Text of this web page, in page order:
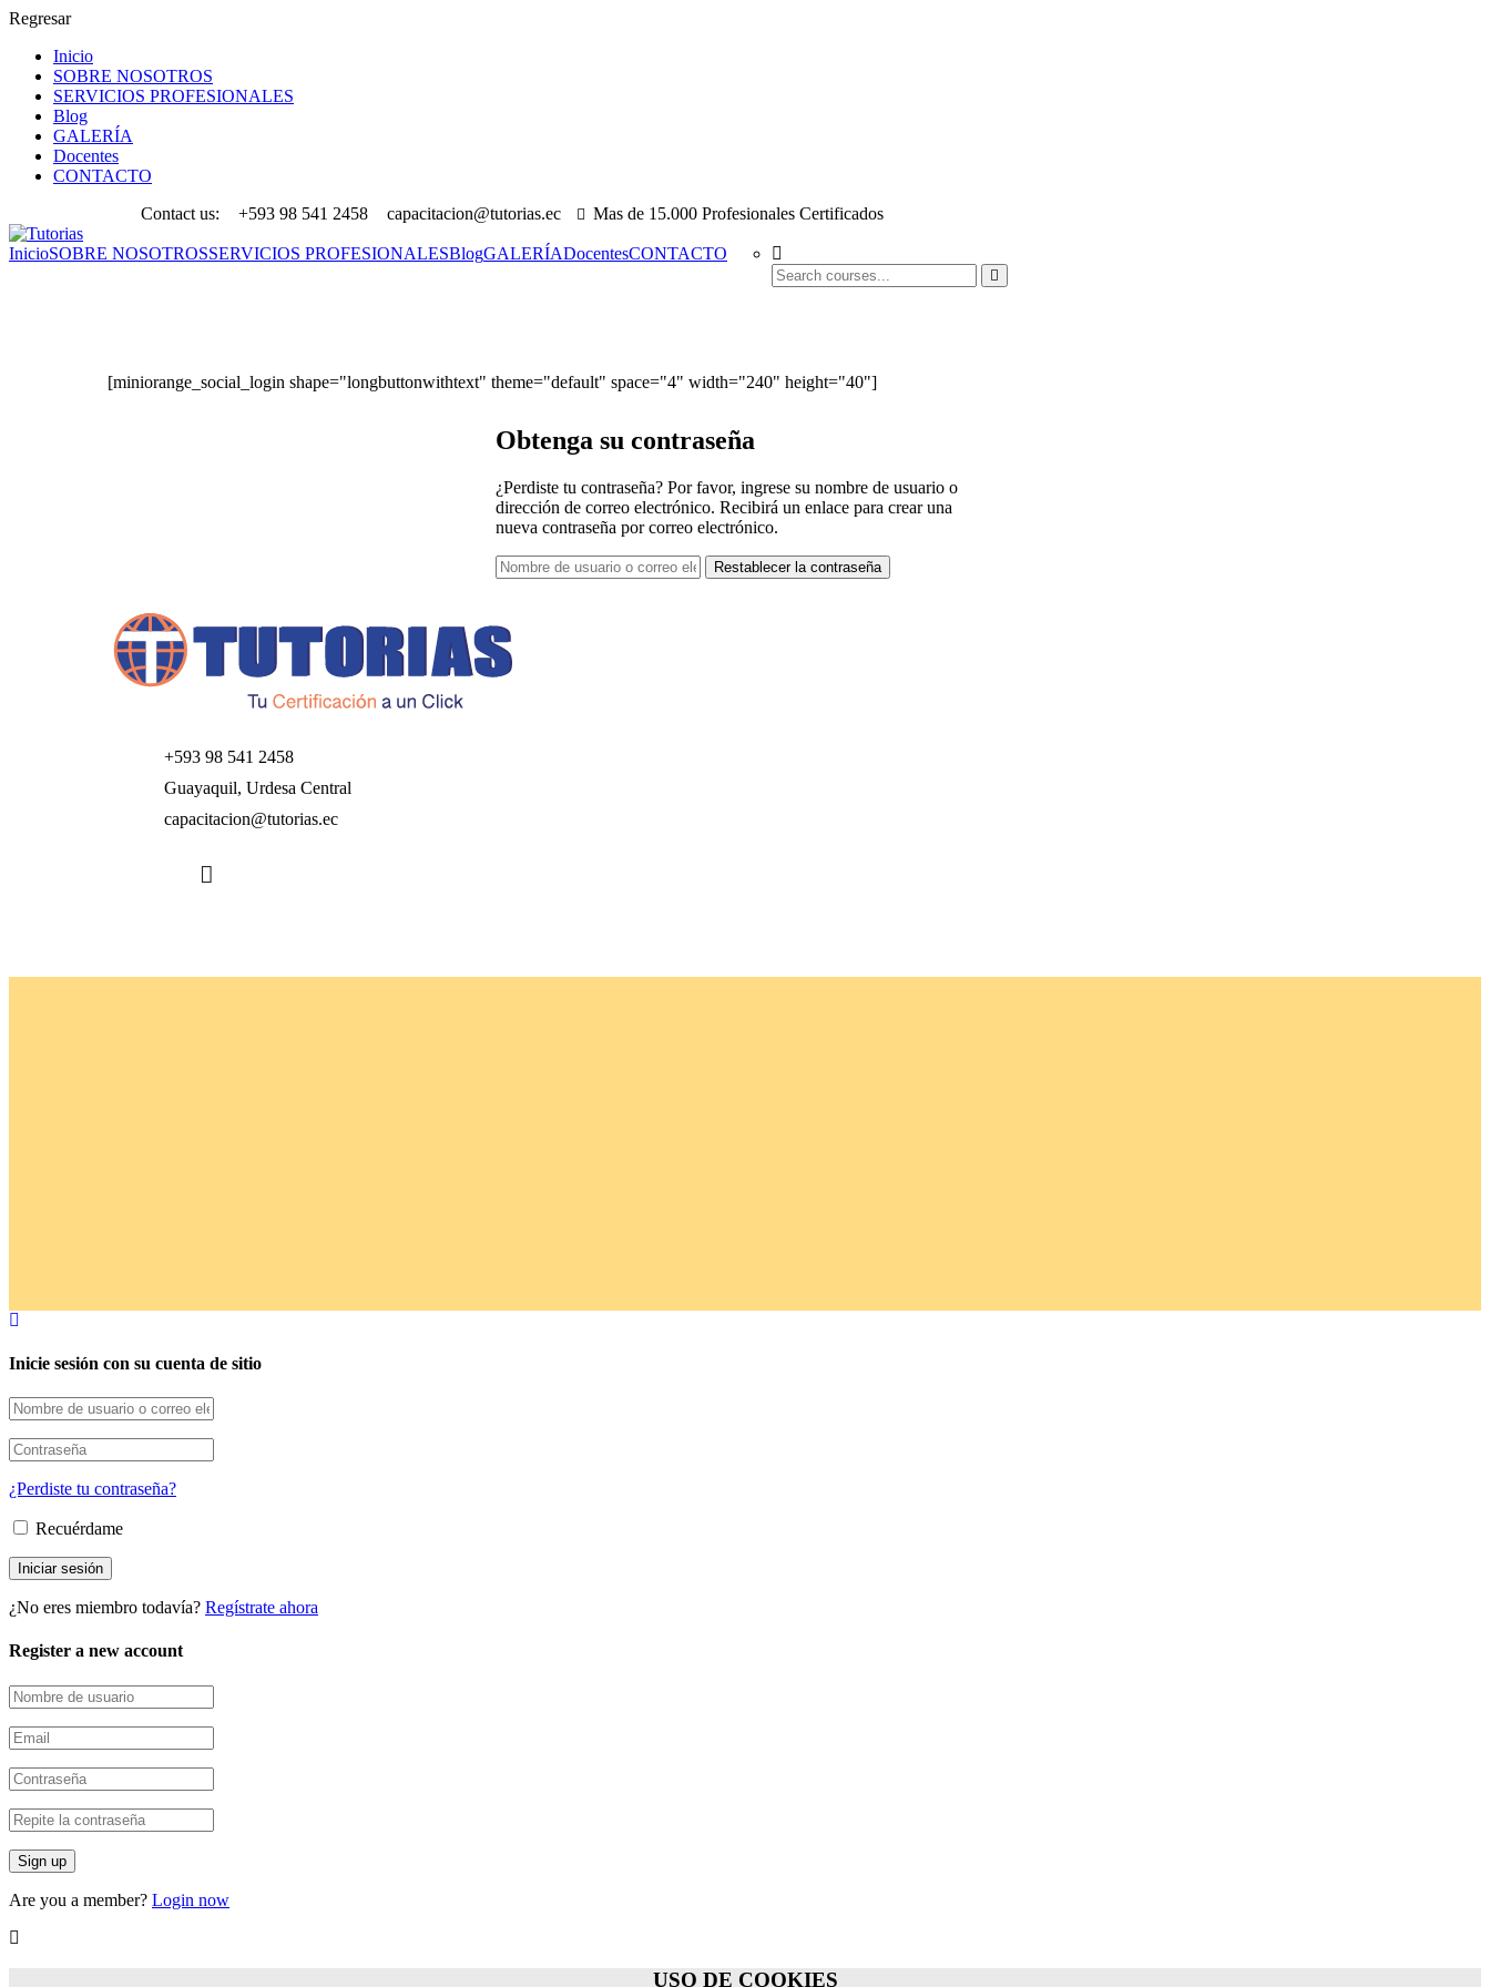
Regresar
Inicio
SOBRE NOSOTROS
SERVICIOS PROFESIONALES
Blog
GALERÍA
Docentes
CONTACTO
Contact us:
+593 98 541 2458 capacitacion@tutorias.ec Mas de 15.000 Profesionales Certificados
InicioSOBRE NOSOTROSSERVICIOS PROFESIONALESBlogGALERÍADocentesCONTACTO
[miniorange_social_login shape="longbuttonwithtext" theme="default" space="4" width="240" height="40"]
Obtenga su contraseña
¿Perdiste tu contraseña? Por favor, ingrese su nombre de usuario o
dirección de correo electrónico. Recibirá un enlace para crear una
nueva contraseña por correo electrónico.
+593 98 541 2458
Guayaquil, Urdesa Central
capacitacion@tutorias.ec
Inicie sesión con su cuenta de sitio
¿Perdiste tu contraseña?
Recuérdame
¿No eres miembro todavía? Regístrate ahora
Register a new account
Are you a member? Login now
USO DE COOKIES